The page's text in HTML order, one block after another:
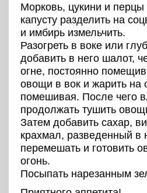
Морковь, цукини и
капусту разделить на
и имбирь измельчить.
Разогреть в воке или
добавить в него шалот,
огне, постоянно
овощи в вок и жарить на
помешивая. После чего
продолжать тушить
Затем добавить сахар,
крахмал, разведенный
перемешать и готовить
огонь.
Посыпать нарезанным